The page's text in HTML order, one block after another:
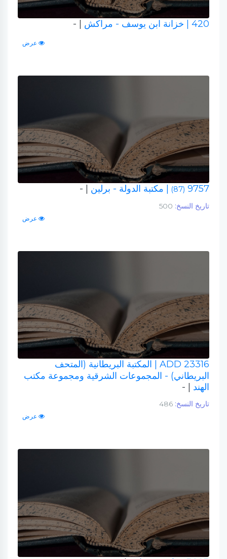
420 | خزانة ابن يوسف - مراكش | -
عرض
9757
(87) | مكتبة الدولة - برلين | -
تاريخ النسخ:
عرض
ADD 23316
| المكتبة البريطانية (المتحف
البريطاني) - المجموعات الشرقية ومجموعة مكتب
الهند
| -
تاريخ النسخ:
عرض